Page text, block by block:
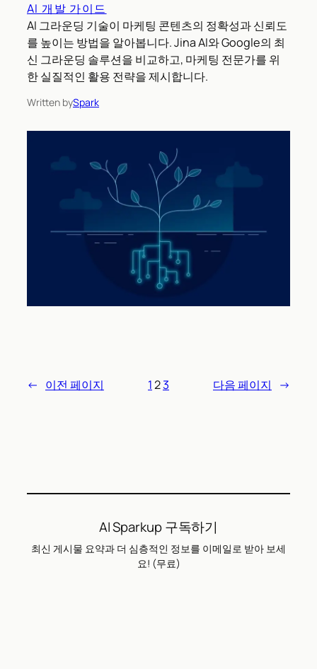
AI 개발 가이드
AI 그라운딩 기술이 마케팅 콘텐츠의 정확성과 신뢰도
를 높이는 방법을 알아봅니다. Jina AI와 Google의 최
신 그라운딩 솔루션을 비교하고, 마케팅 전문가를 위
한 실질적인 활용 전략을 제시합니다.
Written bySpark
← 이전 페이지 123 다음 페이지 →
AI Sparkup 구독하기
최신 게시물 요약과 더 심층적인 정보를 이메일로 받아 보세
요! (무료)